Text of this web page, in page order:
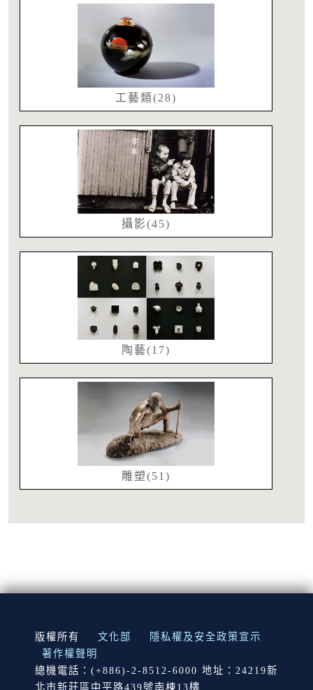
工藝類(28)
攝影(45)
陶藝(17)
雕塑(51)
:::
版權所有 文化部
隱私權及安全政策宣示
著作權聲明
總機電話：(+886)-2-8512-6000 地址：24219新
北市新莊區中平路439號南棟13樓